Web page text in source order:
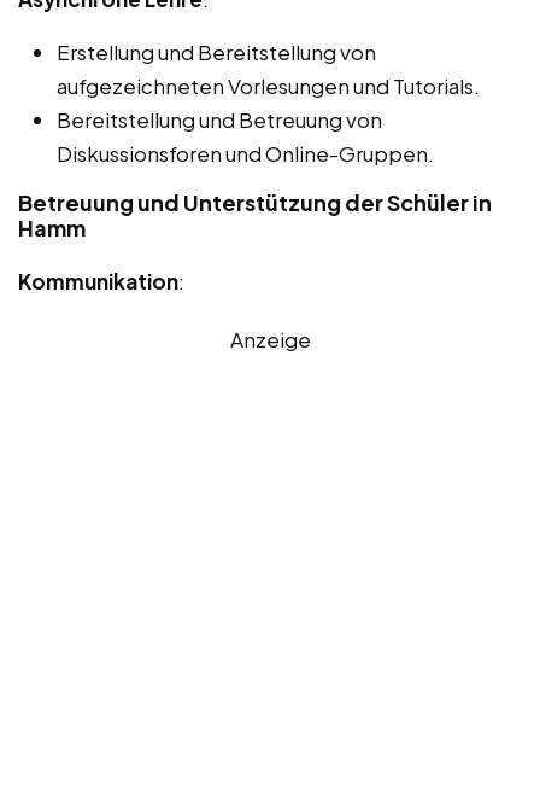
Erstellung und Bereitstellung von
aufgezeichneten Vorlesungen und Tutorials.
Bereitstellung und Betreuung von
Diskussionsforen und Online-Gruppen.
Betreuung und Unterstützung der Schüler in
Hamm
Kommunikation:
Anzeige